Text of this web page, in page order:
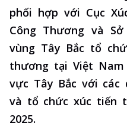
phối hợp với Cục
Công Thương và
vùng Tây Bắc tổ
thương tại Việt
vực Tây Bắc với các
và tổ chức xúc tiến
2025.